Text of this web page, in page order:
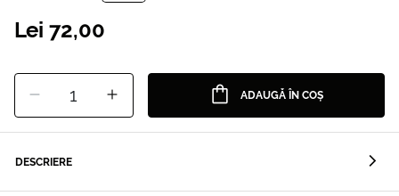
Lei 72,00
1 ADAUGĂ ÎN COȘ
DESCRIERE